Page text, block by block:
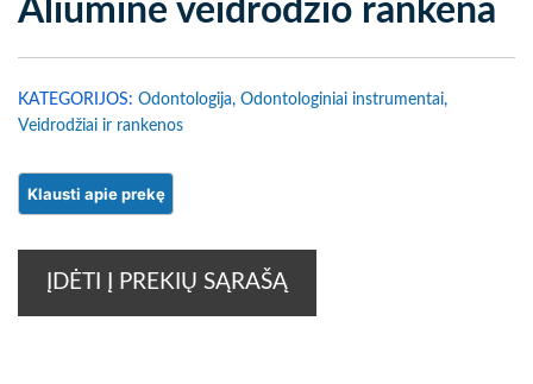
Aliuminė veidrodžio rankena
KATEGORIJOS: Odontologija, Odontologiniai instrumentai,
Veidrodžiai ir rankenos
ĮDĖTI Į PREKIŲ SĄRAŠĄ